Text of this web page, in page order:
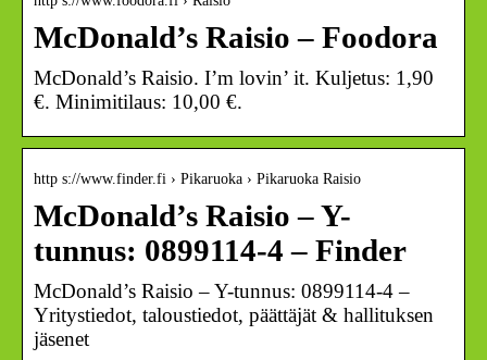
McDonald’s Raisio – Foodora
McDonald’s Raisio. I’m lovin’ it. Kuljetus: 1,90
€. Minimitilaus: 10,00 €.
http s://www.finder.fi › Pikaruoka › Pikaruoka Raisio
McDonald’s Raisio – Y-
tunnus: 0899114-4 – Finder
McDonald’s Raisio – Y-tunnus: 0899114-4 –
Yritystiedot, taloustiedot, päättäjät & hallituksen
jäsenet